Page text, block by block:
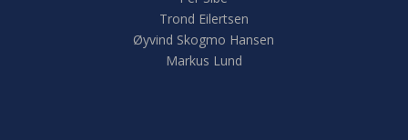
Trond Eilertsen
Øyvind Skogmo Hansen
Markus Lund